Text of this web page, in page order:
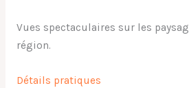
Vues spectaculaires sur les
région.
Détails pratiques